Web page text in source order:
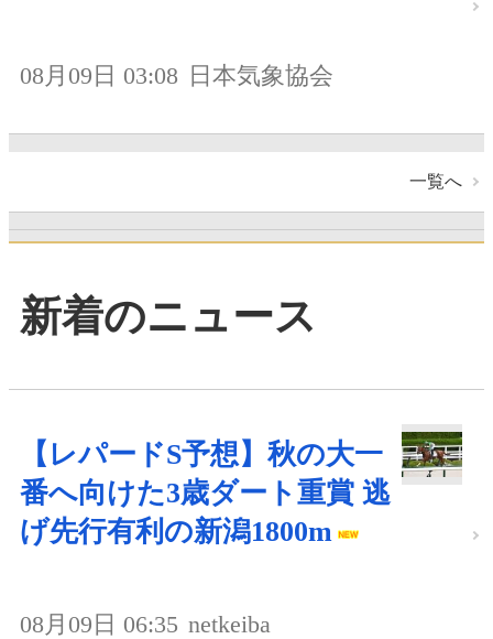
08月09日 03:08 日本気象協会
一覧へ
新着のニュース
【レパードS予想】秋の大一
番へ向けた3歳ダート重賞 逃
げ先行有利の新潟1800m
08月09日 06:35 netkeiba